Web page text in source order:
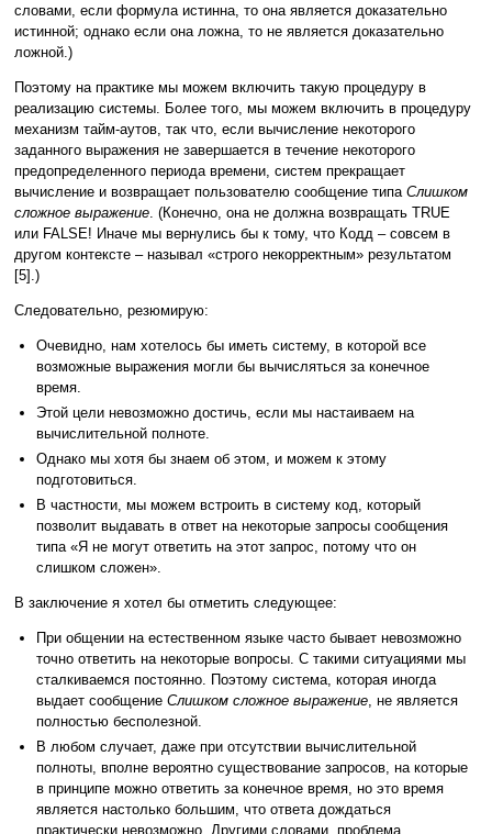
словами, если формула истинна, то она является доказательно
истинной; однако если она ложна, то не является доказательно
ложной.)
Поэтому на практике мы можем включить такую процедуру в
реализацию системы. Более того, мы можем включить в процедуру
механизм тайм-аутов, так что, если вычисление некоторого
заданного выражения не завершается в течение некоторого
предопределенного периода времени, систем прекращает
вычисление и возвращает пользователю сообщение типа Слишком
сложное выражение. (Конечно, она не должна возвращать TRUE
или FALSE! Иначе мы вернулись бы к тому, что Кодд – совсем в
другом контексте – называл «строго некорректным» результатом
[5].)
Следовательно, резюмирую:
Очевидно, нам хотелось бы иметь систему, в которой все
возможные выражения могли бы вычисляться за конечное
время.
Этой цели невозможно достичь, если мы настаиваем на
вычислительной полноте.
Однако мы хотя бы знаем об этом, и можем к этому
подготовиться.
В частности, мы можем встроить в систему код, который
позволит выдавать в ответ на некоторые запросы сообщения
типа «Я не могут ответить на этот запрос, потому что он
слишком сложен».
В заключение я хотел бы отметить следующее:
При общении на естественном языке часто бывает невозможно
точно ответить на некоторые вопросы. С такими ситуациями мы
сталкиваемся постоянно. Поэтому система, которая иногда
выдает сообщение Слишком сложное выражение, не является
полностью бесполезной.
В любом случает, даже при отсутствии вычислительной
полноты, вполне вероятно существование запросов, на которые
в принципе можно ответить за конечное время, но это время
является настолько большим, что ответа дождаться
практически невозможно. Другими словами, проблема